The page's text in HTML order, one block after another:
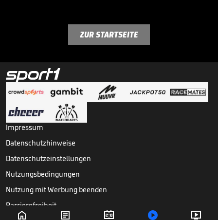
    
ZUR STARTSEITE
Impressum
Datenschutzhinweise
Datenschutzeinstellungen
Nutzungsbedingungen
Nutzung mit Werbung beenden
Barrierefreiheit